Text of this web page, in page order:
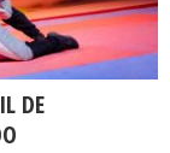
DE